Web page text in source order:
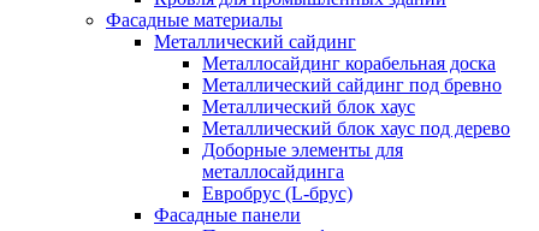
Фасадные материалы
Металлический сайдинг
Металлосайдинг корабельная доска
Металлический сайдинг под бревно
Металлический блок хаус
Металлический блок хаус под дерево
Доборные элементы для
металлосайдинга
Евробрус (L-брус)
Фасадные панели